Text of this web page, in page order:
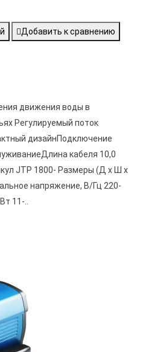
Добавить к сравнению
движения воды в
Регулируемый поток
дизайнПодключение
кабеля 10,0
JTP 1800- Размеры (Д х Ш х
напряжение, В/Гц 220-
11-..